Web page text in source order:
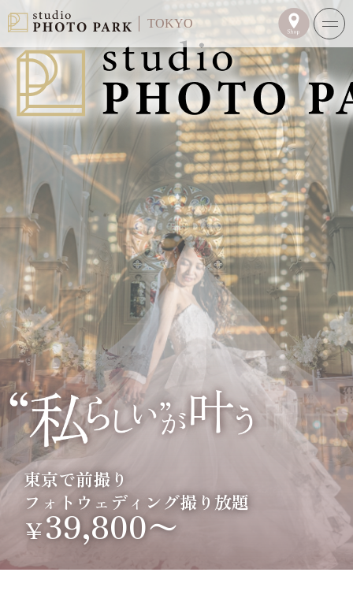
TOKYO
東京で前撮り
フォトウェディング撮り放題
￥39,800〜